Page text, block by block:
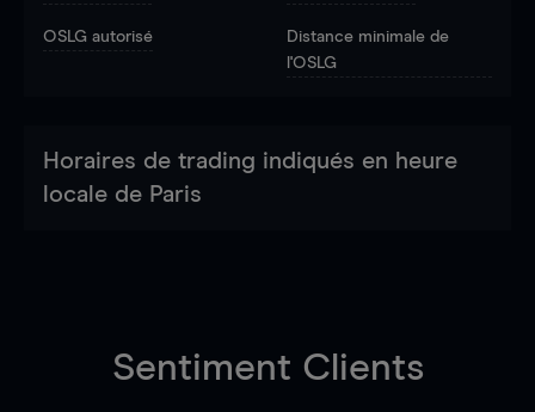
OSLG autorisé
Distance minimale de
l'OSLG
Horaires de trading indiqués en heure
locale de Paris
Sentiment Clients